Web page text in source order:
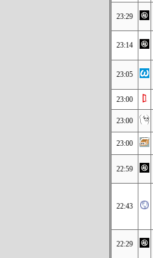
23:29
23:14
23:05
23:00
23:00
23:00
22:59
22:43
22:29